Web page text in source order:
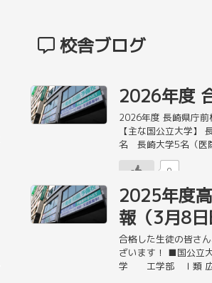
校舎ブログ
2026年度
2026年度 長崎県庁
【主な国公立大学】
名 長崎大学5名（
学 東京外国語大 […]
0
2025年度
報（3月8
合格した生徒の皆さ
ざいます！ ■国公立
学 工学部 Ⅰ類 広